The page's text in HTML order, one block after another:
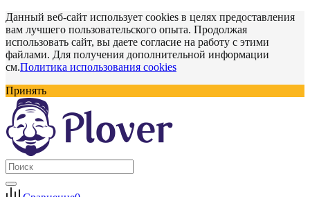
Данный веб-сайт использует cookies в целях предоставления
вам лучшего пользовательского опыта. Продолжая
использовать сайт, вы даете согласие на работу с этими
файлами. Для получения дополнительной информации
см.Политика использования cookies
Принять